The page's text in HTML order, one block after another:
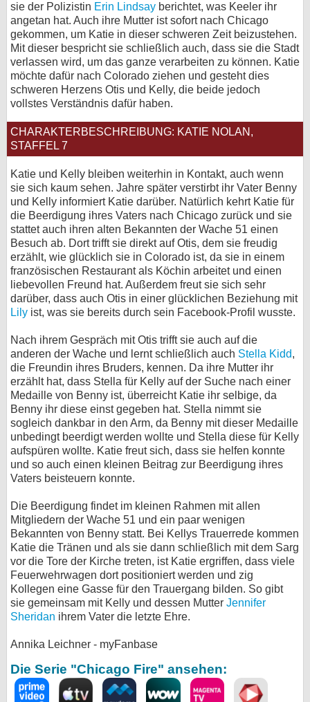
sie der Polizistin Erin Lindsay berichtet, was Keeler ihr
angetan hat. Auch ihre Mutter ist sofort nach Chicago
gekommen, um Katie in dieser schweren Zeit beizustehen.
Mit dieser bespricht sie schließlich auch, dass sie die Stadt
verlassen wird, um das ganze verarbeiten zu können. Katie
möchte dafür nach Colorado ziehen und gesteht dies
schweren Herzens Otis und Kelly, die beide jedoch
vollstes Verständnis dafür haben.
CHARAKTERBESCHREIBUNG: KATIE NOLAN,
STAFFEL 7
Katie und Kelly bleiben weiterhin in Kontakt, auch wenn
sie sich kaum sehen. Jahre später verstirbt ihr Vater Benny
und Kelly informiert Katie darüber. Natürlich kehrt Katie für
die Beerdigung ihres Vaters nach Chicago zurück und sie
stattet auch ihren alten Bekannten der Wache 51 einen
Besuch ab. Dort trifft sie direkt auf Otis, dem sie freudig
erzählt, wie glücklich sie in Colorado ist, da sie in einem
französischen Restaurant als Köchin arbeitet und einen
liebevollen Freund hat. Außerdem freut sie sich sehr
darüber, dass auch Otis in einer glücklichen Beziehung mit
Lily ist, was sie bereits durch sein Facebook-Profil wusste.
Nach ihrem Gespräch mit Otis trifft sie auch auf die
anderen der Wache und lernt schließlich auch Stella Kidd,
die Freundin ihres Bruders, kennen. Da ihre Mutter ihr
erzählt hat, dass Stella für Kelly auf der Suche nach einer
Medaille von Benny ist, überreicht Katie ihr selbige, da
Benny ihr diese einst gegeben hat. Stella nimmt sie
sogleich dankbar in den Arm, da Benny mit dieser Medaille
unbedingt beerdigt werden wollte und Stella diese für Kelly
aufspüren wollte. Katie freut sich, dass sie helfen konnte
und so auch einen kleinen Beitrag zur Beerdigung ihres
Vaters beisteuern konnte.
Die Beerdigung findet im kleinen Rahmen mit allen
Mitgliedern der Wache 51 und ein paar wenigen
Bekannten von Benny statt. Bei Kellys Trauerrede kommen
Katie die Tränen und als sie dann schließlich mit dem Sarg
vor die Tore der Kirche treten, ist Katie ergriffen, dass viele
Feuerwehrwagen dort positioniert werden und zig
Kollegen eine Gasse für den Trauergang bilden. So gibt
sie gemeinsam mit Kelly und dessen Mutter Jennifer
Sheridan ihrem Vater die letzte Ehre.
Annika Leichner - myFanbase
Die Serie "Chicago Fire" ansehen: